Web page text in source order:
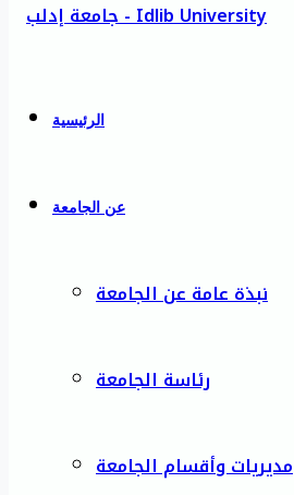
الرئيسية
عن الجامعة
نبذة عامة عن الجامعة
رئاسة الجامعة
مديريات وأقسام الجامعة